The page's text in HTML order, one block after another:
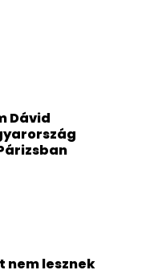
Dávid
nem lesznek